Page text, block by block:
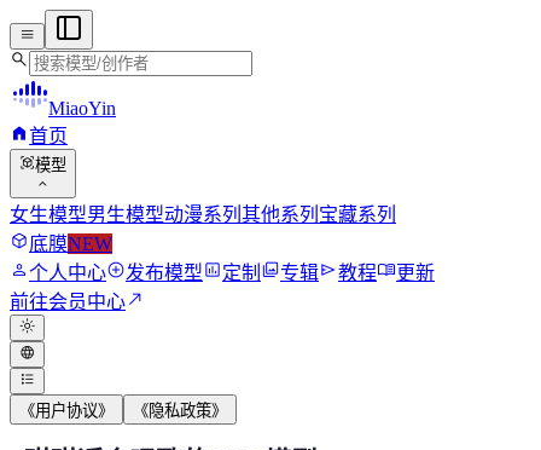
menu
search
MiaoYin
home首页
view_in_ar模型
expand_more
女生模型男生模型动漫系列 其他系列 宝藏系列
deployed_code底膜NEW
person个人中心add_circle发布模型assessment定制 photo_library专辑send教程menu_book更新
前往会员中心north_east
light_mode
language
format_list_bulleted
《用户协议》 《隐私政策》